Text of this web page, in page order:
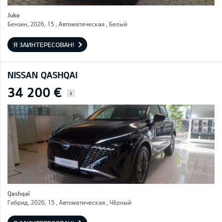
Juke
Бензин, 2026, 15 , Автоматическая , Белый
Я ЗАИНТЕРЕСОВАН!
NISSAN QASHQAI
34 200 € i
Qashqai
Гибрид, 2026, 15 , Автоматическая , Чёрный